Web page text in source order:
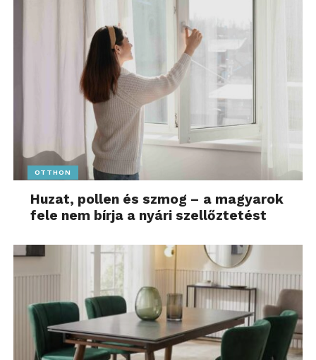
OTTHON
Huzat, pollen és szmog – a magyarok
fele nem bírja a nyári szellőztetést